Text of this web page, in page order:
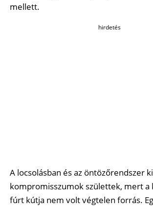
mellett.
hirdetés
A locsolásban és az öntözőrendszer
kompromisszumok születtek, mert a
fúrt kútja nem volt végtelen forrás.